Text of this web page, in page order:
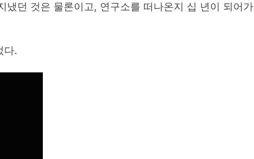
냈던 것은 물론이고, 연구소를 떠나온지 십 년이 되어가
다.